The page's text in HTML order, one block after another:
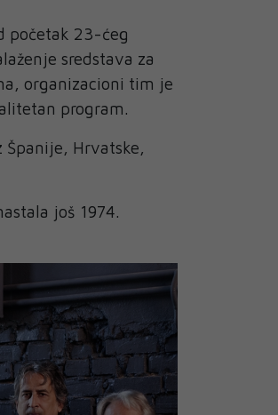
početak 23-ćeg
sredstava za
organizacioni tim je
program.
Hrvatske,
još 1974.